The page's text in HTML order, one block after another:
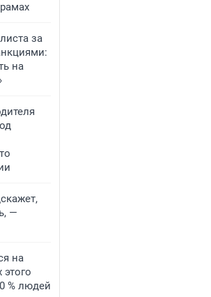
за
на
—
на
% людей